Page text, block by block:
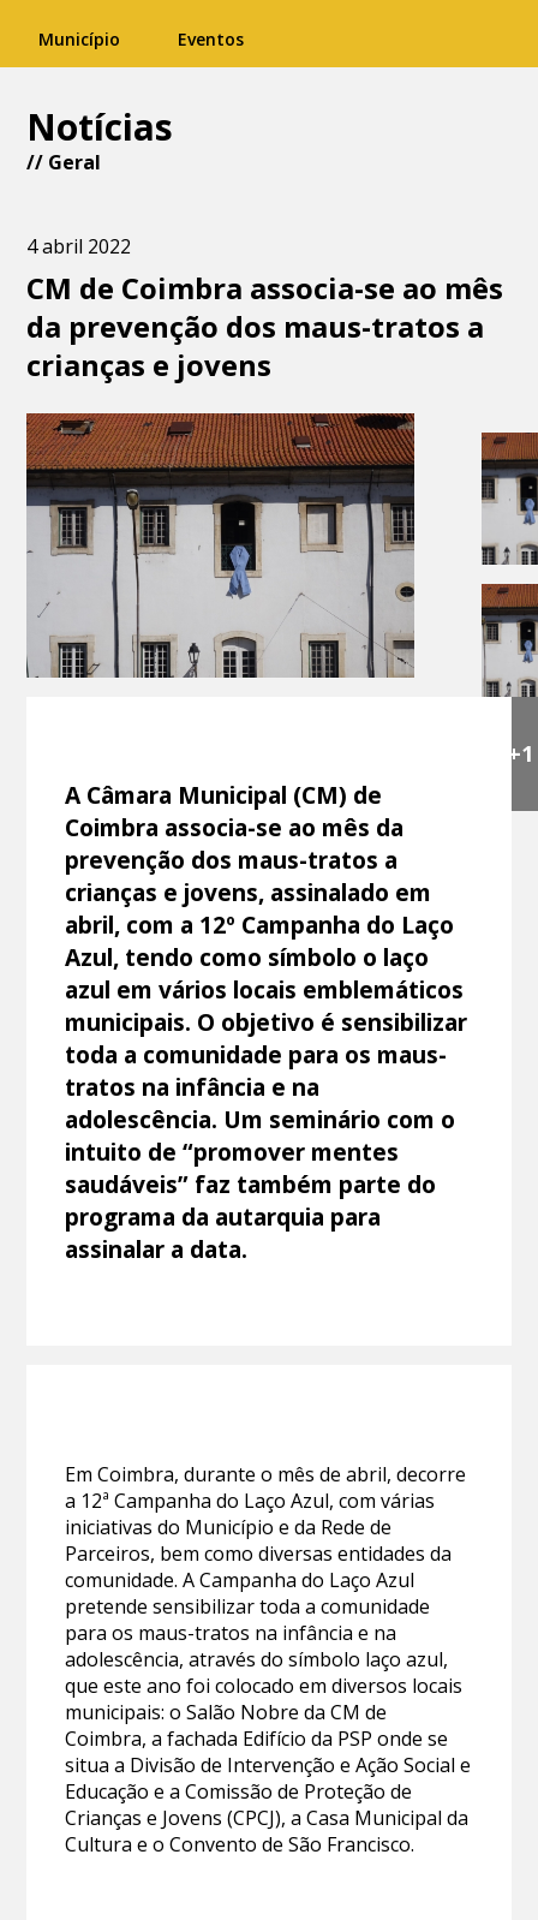
Município Eventos
Notícias
// Geral
4 abril 2022
CM de Coimbra associa-se ao mês
da prevenção dos maus-tratos a
crianças e jovens
+1
A Câmara Municipal (CM) de
Coimbra associa-se ao mês da
prevenção dos maus-tratos a
crianças e jovens, assinalado em
abril, com a 12º Campanha do Laço
Azul, tendo como símbolo o laço
azul em vários locais emblemáticos
municipais. O objetivo é sensibilizar
toda a comunidade para os maus-
tratos na infância e na
adolescência. Um seminário com o
intuito de “promover mentes
saudáveis” faz também parte do
programa da autarquia para
assinalar a data.
Em Coimbra, durante o mês de abril, decorre
a 12ª Campanha do Laço Azul, com várias
iniciativas do Município e da Rede de
Parceiros, bem como diversas entidades da
comunidade. A Campanha do Laço Azul
pretende sensibilizar toda a comunidade
para os maus-tratos na infância e na
adolescência, através do símbolo laço azul,
que este ano foi colocado em diversos locais
municipais: o Salão Nobre da CM de
Coimbra, a fachada Edifício da PSP onde se
situa a Divisão de Intervenção e Ação Social e
Educação e a Comissão de Proteção de
Crianças e Jovens (CPCJ), a Casa Municipal da
Cultura e o Convento de São Francisco.